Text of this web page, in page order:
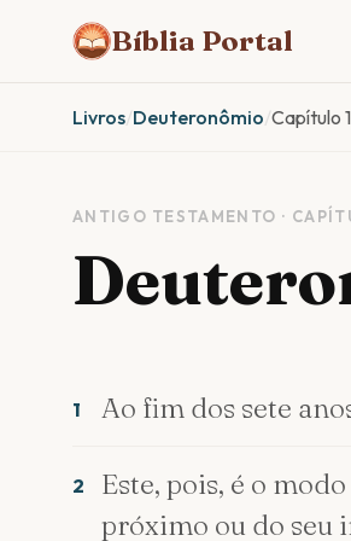
Bíblia Portal
Livros/Deuteronômio/Capítulo
ANTIGO TESTAMENTO ·
1 Ao fim dos sete
2
Este, pois, é o
próximo ou do seu